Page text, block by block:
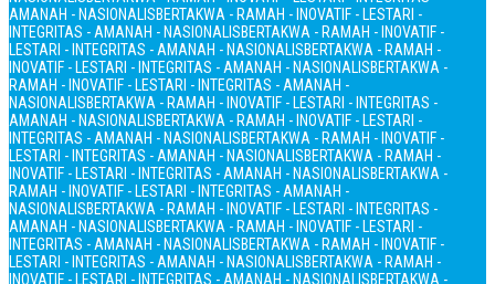
AMANAH - NASIONALISBERTAKWA - RAMAH - INOVATIF - LESTARI -
INTEGRITAS - AMANAH - NASIONALISBERTAKWA - RAMAH - INOVATIF -
LESTARI - INTEGRITAS - AMANAH - NASIONALISBERTAKWA - RAMAH -
INOVATIF - LESTARI - INTEGRITAS - AMANAH - NASIONALISBERTAKWA -
RAMAH - INOVATIF - LESTARI - INTEGRITAS - AMANAH -
NASIONALISBERTAKWA - RAMAH - INOVATIF - LESTARI - INTEGRITAS -
AMANAH - NASIONALISBERTAKWA - RAMAH - INOVATIF - LESTARI -
INTEGRITAS - AMANAH - NASIONALISBERTAKWA - RAMAH - INOVATIF -
LESTARI - INTEGRITAS - AMANAH - NASIONALISBERTAKWA - RAMAH -
INOVATIF - LESTARI - INTEGRITAS - AMANAH - NASIONALISBERTAKWA -
RAMAH - INOVATIF - LESTARI - INTEGRITAS - AMANAH -
NASIONALISBERTAKWA - RAMAH - INOVATIF - LESTARI - INTEGRITAS -
AMANAH - NASIONALISBERTAKWA - RAMAH - INOVATIF - LESTARI -
INTEGRITAS - AMANAH - NASIONALISBERTAKWA - RAMAH - INOVATIF -
LESTARI - INTEGRITAS - AMANAH - NASIONALISBERTAKWA - RAMAH -
INOVATIF - LESTARI - INTEGRITAS - AMANAH - NASIONALISBERTAKWA -